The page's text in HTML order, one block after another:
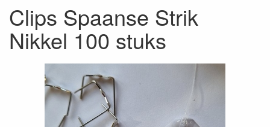
Clips Spaanse Strik
Nikkel 100 stuks